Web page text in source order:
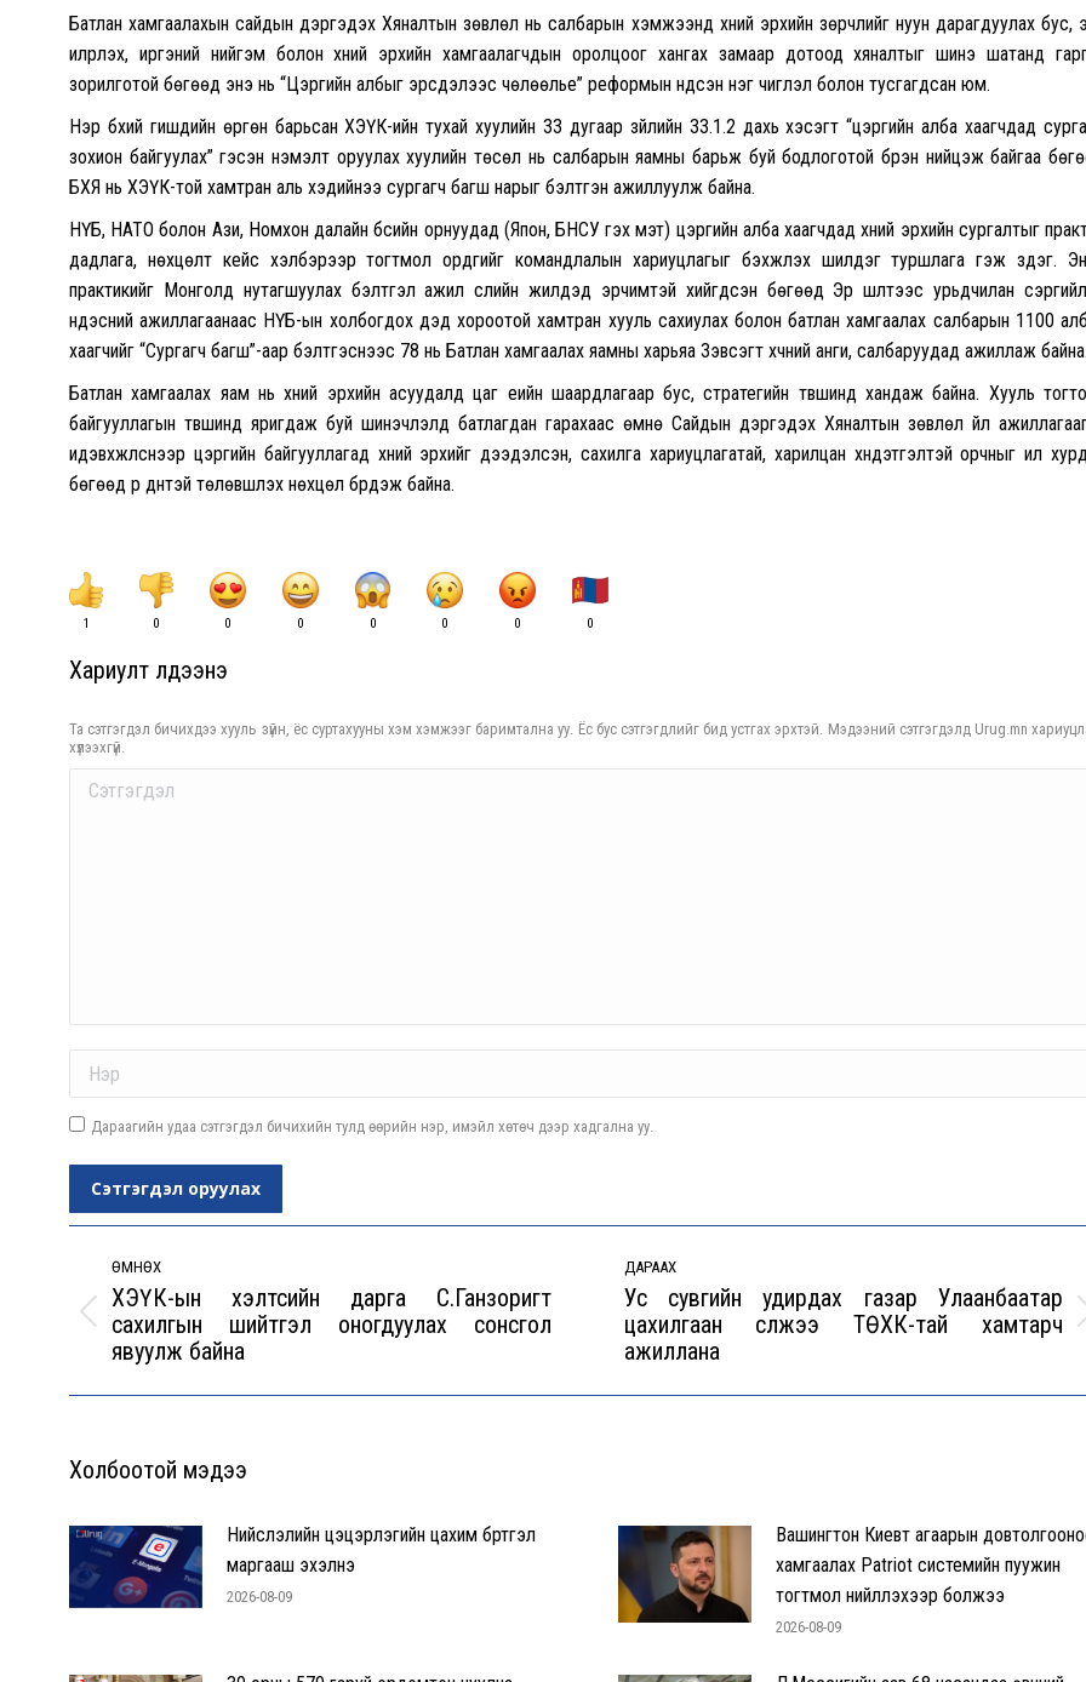
Батлан хамгаалахын сайдын дэргэдэх Хяналтын зөвлөл нь салбарын хэмжээнд хүний эрхийн зөрчлийг нуун дарагдуулах бус,
илрүүлэх, иргэний нийгэм болон хүний эрхийн хамгаалагчдын оролцоог хангах замаар дотоод хяналтыг шинэ шатанд
зорилготой бөгөөд энэ нь “Цэргийн албыг эрсдэлээс чөлөөлье” реформын үндсэн нэг чиглэл болон тусгагдсан юм.
Нэр бүхий гишүүдийн өргөн барьсан ХЭҮК-ийн тухай хуулийн 33 дугаар зүйлийн 33.1.2 дахь хэсэгт “цэргийн алба хаагчдад
зохион байгуулах” гэсэн нэмэлт оруулах хуулийн төсөл нь салбарын яамны барьж буй бодлоготой бүрэн нийцэж байгаа
БХЯ нь ХЭҮК-той хамтран аль хэдийнээ сургагч багш нарыг бэлтгэн ажиллуулж байна.
НҮБ, НАТО болон Ази, Номхон далайн бүсийн орнуудад (Япон, БНСУ гэх мэт) цэргийн алба хаагчдад хүний эрхийн сургалтыг
дадлага, нөхцөлт кейс хэлбэрээр тогтмол ордгийг командлалын хариуцлагыг бэхжүүлэх шилдэг туршлага гэж үздэг.
практикийг Монголд нутагшуулах бэлтгэл ажил сүүлийн жилүүдэд эрчимтэй хийгдсэн бөгөөд Эрүү шүүлтээс урьдчилан
үндэсний ажиллагаанаас НҮБ-ын холбогдох дэд хороотой хамтран хууль сахиулах болон батлан хамгаалах салбарын 1100
хаагчийг “Сургагч багш”-аар бэлтгэснээс 78 нь Батлан хамгаалах яамны харьяа Зэвсэгт хүчний анги, салбаруудад ажиллаж байна.
Батлан хамгаалах яам нь хүний эрхийн асуудалд цаг үеийн шаардлагаар бус, стратегийн түвшинд хандаж байна. Хууль
байгууллагын түвшинд яригдаж буй шинэчлэлүүд батлагдан гарахаас өмнө Сайдын дэргэдэх Хяналтын зөвлөл үйл
идэвхжүүлснээр цэргийн байгууллагад хүний эрхийг дээдэлсэн, сахилга хариуцлагатай, харилцан хүндэтгэлтэй орчныг илүү
бөгөөд үр дүнтэй төлөвшүүлэх нөхцөл бүрдэж байна.
1 0 0 0 0 0 0 0
Хариулт үлдээнэ үү
Та сэтгэгдэл бичихдээ хууль зүйн, ёс суртахууны хэм хэмжээг баримтална уу. Ёс бус сэтгэгдлийг бид устгах эрхтэй. Мэдээний сэтгэгдэлд Urug.mn
хүлээхгүй.
Comment
Дараагийн удаа сэтгэгдэл бичихийн тулд өөрийн нэр, имэйл хөтөч дээр хадгална уу.
Сэтгэгдэл оруулах
navigation
ӨМНӨХ
Previous
post:
ХЭҮК-ын хэлтсийн дарга С.Ганзоригт
сахилгын шийтгэл оногдуулах сонсгол
явуулж байна
ДАРААХ
Next
post:
Ус сувгийн удирдах газар Улаанбаатар
цахилгаан сүлжээ ТӨХК-тай хамтарч
ажиллана
Холбоотой мэдээ
Нийслэлийн цэцэрлэгийн цахим бүртгэл
маргааш эхэлнэ
2026-08-09
Вашингтон Киевт агаарын
хамгаалах Patriot системийн пуужин
тогтмол нийлүүлэхээр болжээ
2026-08-09